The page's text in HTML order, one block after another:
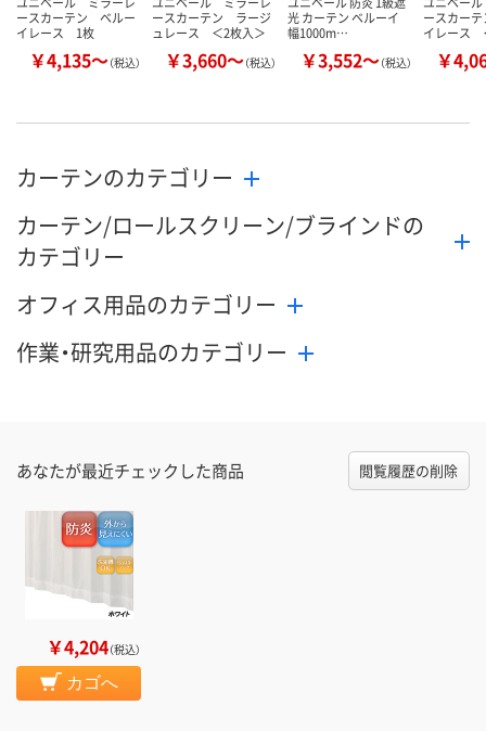
ースカーテン ベルー
イレース 1枚
￥4,135～（税込）
ースカーテン ラージ
ュレース ＜2枚入＞
￥3,660～（税込）
光 カーテン ベルーイ
幅1000m…
￥3,552～（税込）
ースカー
イレース
￥
カーテンのカテゴリー
カーテン/ロールスクリーン/ブラインドの
カテゴリー
オフィス用品のカテゴリー
作業・研究用品のカテゴリー
あなたが最近チェックした商品 閲覧履歴の削除
￥4,204（税込）
カゴへ